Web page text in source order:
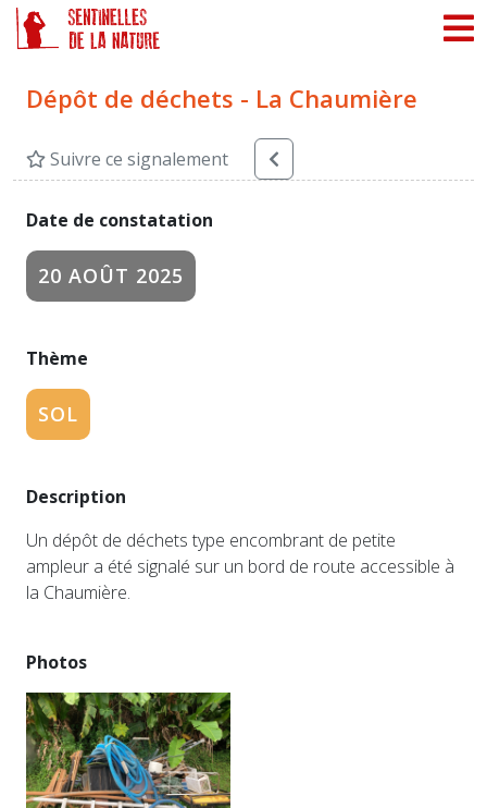
Dépôt de déchets - La Chaumière
Suivre ce signalement
Date de constatation
20 AOÛT 2025
Thème
SOL
Description
Un dépôt de déchets type encombrant de petite
ampleur a été signalé sur un bord de route accessible à
la Chaumière.
Photos
Panneau de gestion des cookies